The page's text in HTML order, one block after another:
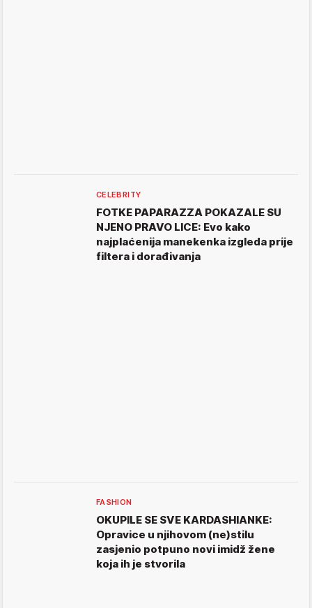
CELEBRITY
FOTKE PAPARAZZA POKAZALE SU
NJENO PRAVO LICE: Evo kako
najplaćenija manekenka izgleda prije
filtera i dorađivanja
FASHION
OKUPILE SE SVE KARDASHIANKE:
Opravice u njihovom (ne)stilu
zasjenio potpuno novi imidž žene
koja ih je stvorila